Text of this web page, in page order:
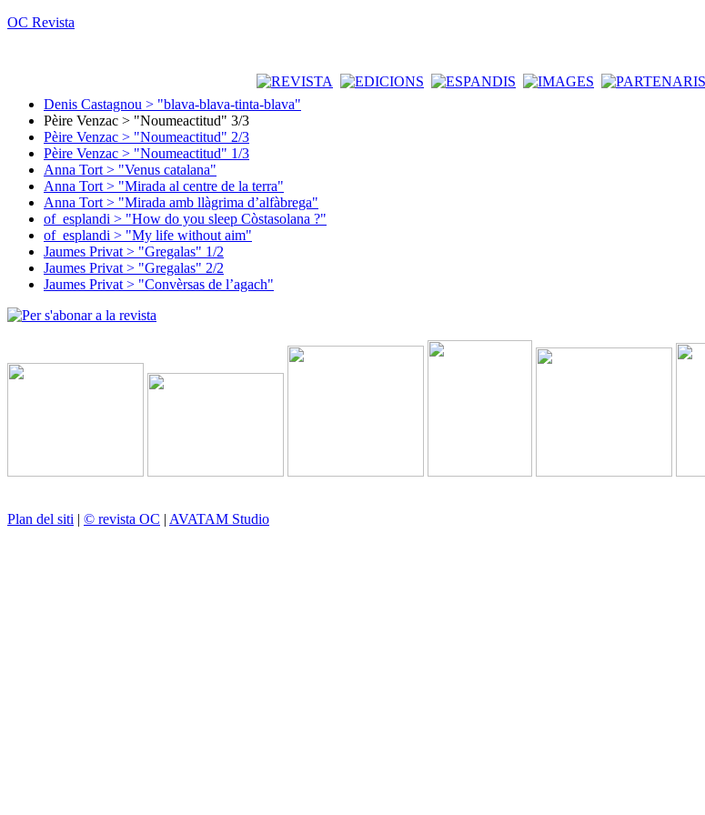
OC Revista
Denis Castagnou > "blava-blava-tinta-blava"
Pèire Venzac > "Noumeactitud" 3/3
Pèire Venzac > "Noumeactitud" 2/3
Pèire Venzac > "Noumeactitud" 1/3
Anna Tort > "Venus catalana"
Anna Tort > "Mirada al centre de la terra"
Anna Tort > "Mirada amb llàgrima d’alfàbrega"
of_esplandi > "How do you sleep Còstasolana ?"
of_esplandi > "My life without aim"
Jaumes Privat > "Gregalas" 1/2
Jaumes Privat > "Gregalas" 2/2
Jaumes Privat > "Convèrsas de l’agach"
Plan del siti | © revista OC | AVATAM Studio